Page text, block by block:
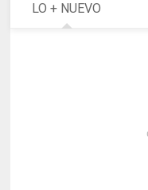
LO + NUEVO